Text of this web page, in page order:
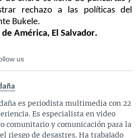
rechazo a las políticas del
Bukele.
América, El Salvador.
us
es periodista multimedia con 22
Es especialista en video
comunitario y comunicación para la
riesgo de desastres. Ha trabajado